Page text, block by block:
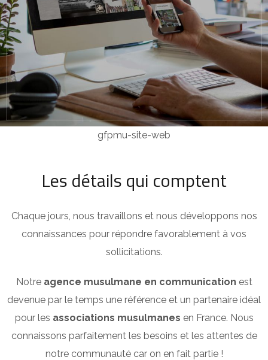
gfpmu-site-web
Les détails qui comptent
Chaque jours, nous travaillons et nous développons nos
connaissances pour répondre favorablement à vos
sollicitations.
Notre agence musulmane en communication est
devenue par le temps une référence et un partenaire idéal
pour les associations musulmanes en France. Nous
connaissons parfaitement les besoins et les attentes de
notre communauté car on en fait partie !